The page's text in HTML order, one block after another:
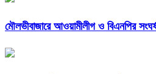
মৌলভীবাজারে আওয়ামীলীগ ও বিএনপির